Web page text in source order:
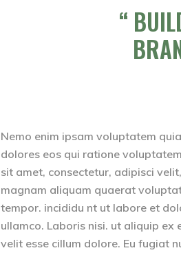
Nemo enim ipsam voluptatem
dolores eos qui ratione
sit amet, consectetur, adipisci
magnam aliquam quaerat
tempor. incididu nt ut labore et
ullamco. Laboris nisi. ut aliquip
velit esse cillum dolore. Eu fugiat